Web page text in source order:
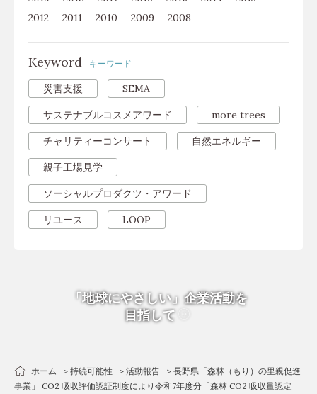
2012
2011 2010 2009 2008
Keyword キーワード
災害支援 SEMA
サステナブルコスメアワード more trees
チャリティーコンサート 自然エネルギー
親子工場見学
ソーシャルプロダクツ・アワード
リユース LOOP
「地球にやさしい」企業活動を
目指して
ホーム 持続可能性 活動報告
長野県「森林（もり）の里親促進
事業」 CO2 吸収評価認証制度により令和7年度分「森林 CO2 吸収量認定